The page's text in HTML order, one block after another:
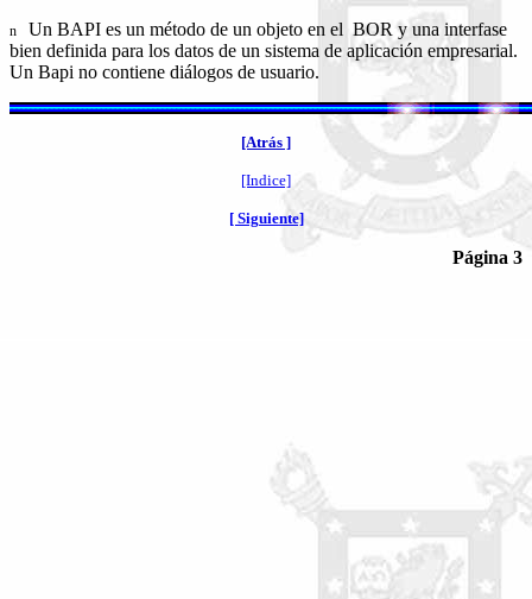
n
Un BAPI es un método de un objeto en el BOR y una interfase
bien definida para los datos de un sistema de aplicación empresarial.
Un Bapi no contiene diálogos de usuario.
[Atrás ]
[Indice]
[ Siguiente]
Página 3